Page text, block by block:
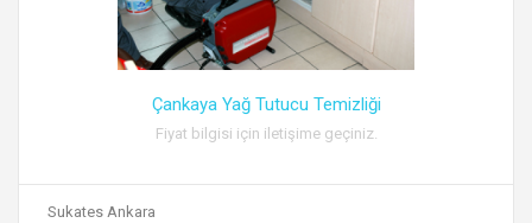
Çankaya Yağ Tutucu Temizliği
Fiyat bilgisi için iletişime geçiniz.
Sukates Ankara